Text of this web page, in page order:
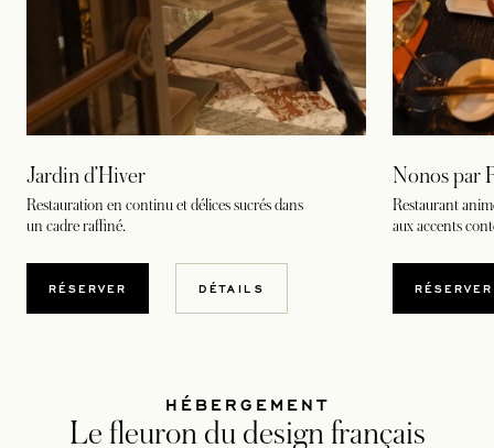
Jardin d’Hiver
Restauration en continu et délices sucrés dans
un cadre raffiné.
RÉSERVERS’OUVRE DANS UN NOUVEL ONGLET
DÉTAILS
Nonos par
Restaurant
aux accents
RÉSERVER
HÉBERGEMENT
Le fleuron du design français